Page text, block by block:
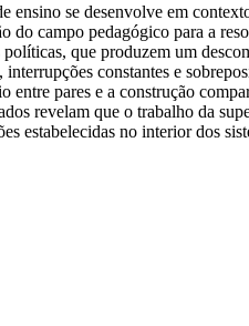
ensino se desenvolve em
do campo pedagógico para a
que produzem um
constantes e
entre pares e a construção
revelam que o trabalho da
estabelecidas no interior dos